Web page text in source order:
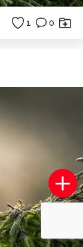
1 0